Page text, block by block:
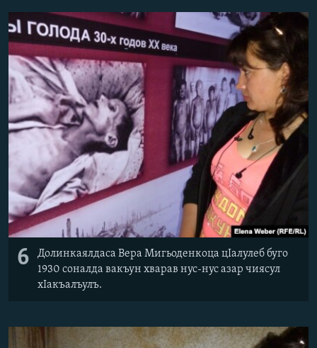
6
Долинкаялдаса Вера Мигьоденкоца цIалулеб буго
1930 соналда вакъун хварав нус-нус азар чиясул
хIакъалъулъ.